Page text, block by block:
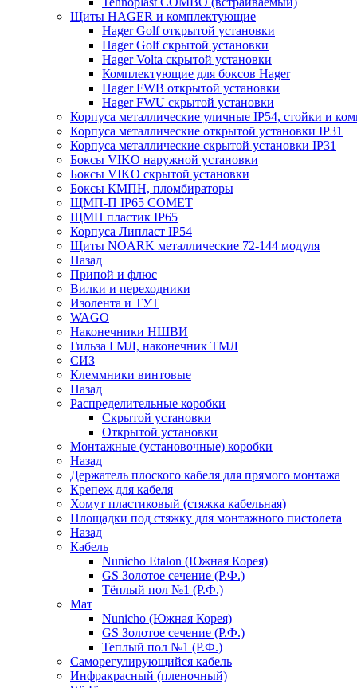
Щиты HAGER и комплектующие
Hager Golf открытой установки
Hager Golf скрытой установки
Hager Volta скрытой установки
Комплектующие для боксов Hager
Hager FWB открытой установки
Hager FWU скрытой установки
Корпуса металлические уличные IP54, стойки и
Корпуса металлические открытой установки IP31
Корпуса металлические скрытой установки IP31
Боксы VIKO наружной установки
Боксы VIKO скрытой установки
Боксы КМПН, пломбираторы
ЩМП-П IP65 COMET
ЩМП пластик IP65
Корпуса Липласт IP54
Щиты NOARK металлические 72-144 модуля
Назад
Припой и флюс
Вилки и переходники
Изолента и ТУТ
WAGO
Наконечники НШВИ
Гильза ГМЛ, наконечник ТМЛ
СИЗ
Клеммники винтовые
Назад
Распределительные коробки
Скрытой установки
Открытой установки
Монтажные (установочные) коробки
Назад
Держатель плоского кабеля для прямого монтажа
Крепеж для кабеля
Хомут пластиковый (стяжка кабельная)
Площадки под стяжку для монтажного пистолета
Назад
Кабель
Nunicho Etalon (Южная Корея)
GS Золотое сечение (Р.Ф.)
Тёплый пол №1 (Р.Ф.)
Мат
Nunicho (Южная Корея)
GS Золотое сечение (Р.Ф.)
Теплый пол №1 (Р.Ф.)
Саморегулирующийся кабель
Инфракрасный (пленочный)